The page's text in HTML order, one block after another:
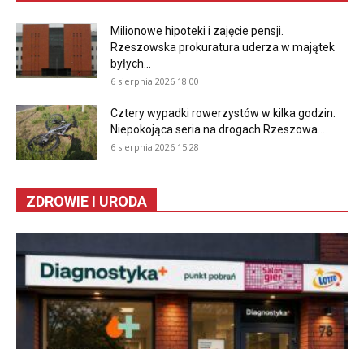
Milionowe hipoteki i zajęcie pensji.
Rzeszowska prokuratura uderza w majątek
byłych...
6 sierpnia 2026 18:00
Cztery wypadki rowerzystów w kilka godzin.
Niepokojąca seria na drogach Rzeszowa...
6 sierpnia 2026 15:28
ZDROWIE I URODA